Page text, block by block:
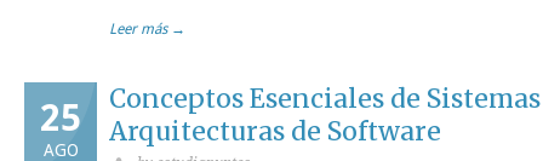
Leer más →
25
AGO
Conceptos Esenciales de
Arquitecturas de Software